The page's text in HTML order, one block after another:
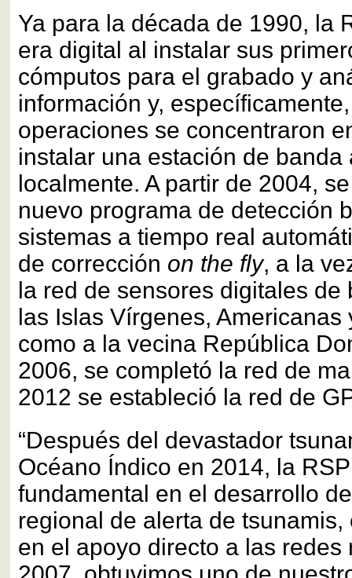
Ya para la década de 1990, la
era digital al instalar sus
cómputos para el grabado y
información y,
operaciones se concentraron
instalar una estación de banda
localmente. A partir de 2004,
nuevo programa de detección
sistemas a tiempo real
de corrección on the fly, a la
la red de sensores digitales de
las Islas Vírgenes, Americanas
como a la vecina República
2006, se completó la red de
2012 se estableció la red de
“Después del devastador
Océano Índico en 2014, la
fundamental en el desarrollo
regional de alerta de
en el apoyo directo a las redes